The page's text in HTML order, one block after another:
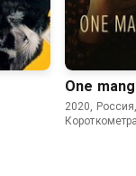
5.3 5.1
One
2020, Россия,